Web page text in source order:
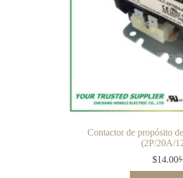
Contactor de propósito
(2P/20A/
$
$14.00